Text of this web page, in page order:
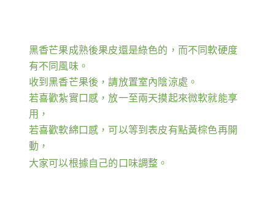
黑香芒果成熟後果皮還是綠色的，而不同軟硬度
有不同風味。
收到黑香芒果後，請放置室內陰涼處。
若喜歡紮實口感，放一至兩天摸起來微軟就能享
用，
若喜歡軟綿口感，可以等到表皮有點黃棕色再開
動，
大家可以根據自己的口味調整。